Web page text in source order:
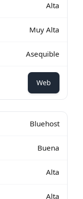
Alta
Muy Alta
Asequible
Web
Bluehost
Buena
Alta
Alta